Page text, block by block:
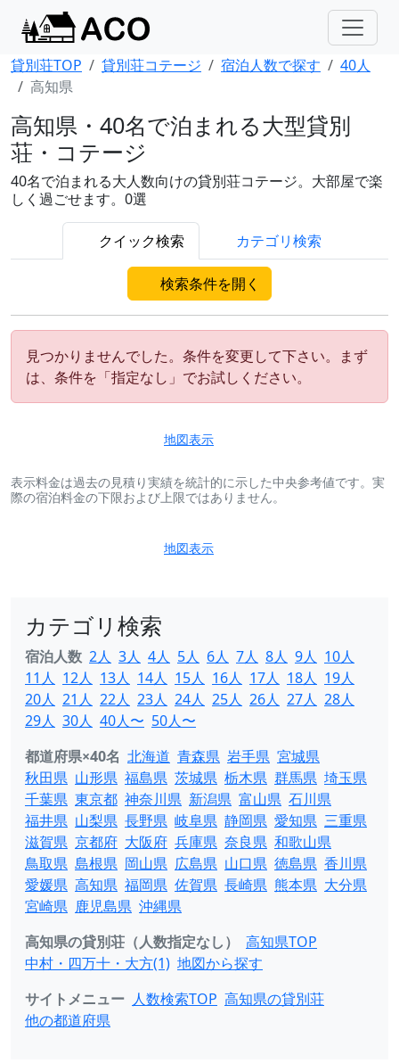
貸別荘TOP 貸別荘コテージ 宿泊人数で探す
40人
高知県
高知県・40名で泊まれる大型貸別
荘・コテージ
40名で泊まれる大人数向けの貸別荘コテージ。大部屋で楽
しく過ごせます。0選
クイック検索 カテゴリ検索
検索条件を開く
見つかりませんでした。条件を変更して下さい。まず
は、条件を「指定なし」でお試しください。
地図表示
表示料金は過去の見積り実績を統計的に示した中央参考値です。実
際の宿泊料金の下限および上限ではありません。
地図表示
カテゴリ検索
宿泊人数 2人 3人 4人 5人 6人 7人 8人 9人 10人
11人 12人 13人 14人 15人 16人 17人 18人 19人
20人 21人 22人 23人 24人 25人 26人 27人 28人
29人 30人 40人〜 50人〜
都道府県×40名 北海道 青森県 岩手県 宮城県
秋田県 山形県 福島県 茨城県 栃木県 群馬県 埼玉県
千葉県 東京都 神奈川県 新潟県 富山県 石川県
福井県 山梨県 長野県 岐阜県 静岡県 愛知県 三重県
滋賀県 京都府 大阪府 兵庫県 奈良県 和歌山県
鳥取県 島根県 岡山県 広島県 山口県 徳島県 香川県
愛媛県 高知県 福岡県 佐賀県 長崎県 熊本県 大分県
宮崎県 鹿児島県 沖縄県
高知県の貸別荘（人数指定なし）
高知県TOP
中村・四万十・大方(1) 地図から探す
サイトメニュー 人数検索TOP 高知県の貸別荘
他の都道府県